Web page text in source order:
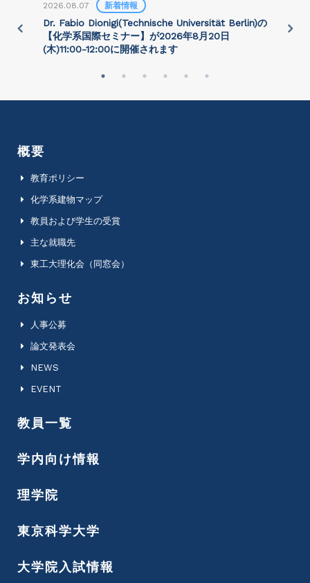
2026.08.07 新着情報
Dr. Fabio Dionigi(Technische Universität Berlin)の
【化学系国際セミナー】が2026年8⽉20⽇
(⽊)11:00-12:00に開催されます
概要
教育ポリシー
化学系建物マップ
教員および学生の受賞
主な就職先
東工大理化会（同窓会）
お知らせ
人事公募
論文発表会
NEWS
EVENT
教員一覧
学内向け情報
理学院
東京科学大学
大学院入試情報